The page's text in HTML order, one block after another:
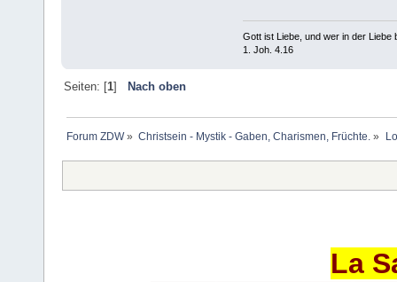
Gott ist Liebe, und wer in der Liebe
1. Joh. 4.16
Seiten: [1] Nach oben
Forum ZDW» Christsein - Mystik - Gaben, Charismen, Früchte. »
La